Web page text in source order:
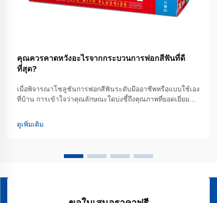
คุณควรคาดหวังอะไรจากกระบวนการฟอกสีฟันที่ดี
ที่สุด?
เมื่อพิจารณาโซลูชันการฟอกสีฟันระดับมืออาชีพหรือแบบใช้เอง
ที่บ้าน การเข้าใจว่าคุณลักษณะใดบ่งชี้ถึงคุณภาพที่ยอดเยี่ยม
ตัดสินใจได้อย่างมีข้อมูลประกอบ กระบวนการฟอกสีฟันที่ดีที่สุด
นั้นผสานรวมองค์ความรู้ทางวิทยาศาสตร์ที่ได้รับการพิสูจน์
ดูเพิ่มเติม